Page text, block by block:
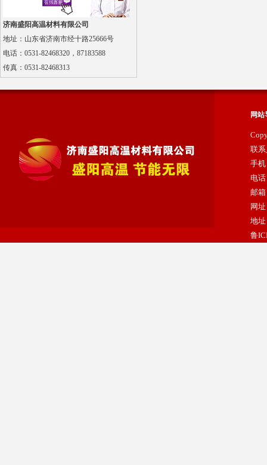
多晶莫来石纤维贴面块
陶瓷纤维浇注料
济南盛阳高温材料有限公司
地址：山东省济南市经十路25666号
电话：0531-82468320，87183588
传真： 0531-82468313
网站
联
手机
电
邮箱
网
地
鲁